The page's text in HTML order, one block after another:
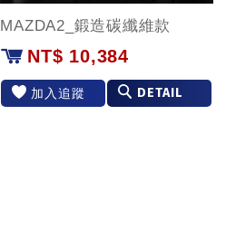
MAZDA2_鍛造碳纖維款
NT$ 10,384
加入追蹤 DETAIL